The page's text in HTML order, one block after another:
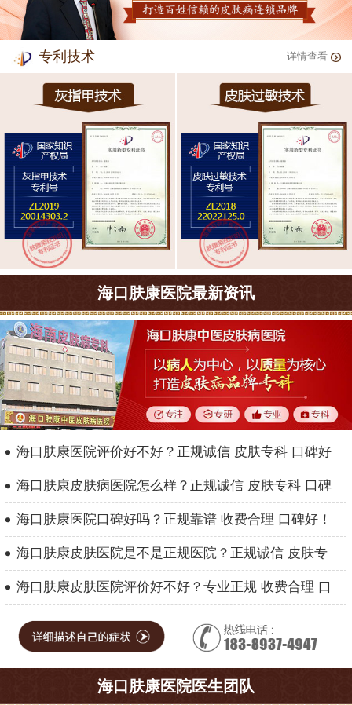
专利技术 详情查看
海口肤康医院最新资讯
海口肤康医院评价好不好？正规诚信 皮肤专科 口碑好
海口肤康皮肤病医院怎么样？正规诚信 皮肤专科 口碑
海口肤康医院口碑好吗？正规靠谱 收费合理 口碑好！
海口肤康皮肤医院是不是正规医院？正规诚信 皮肤专
海口肤康皮肤医院评价好不好？专业正规 收费合理 口
海口肤康医院医生团队